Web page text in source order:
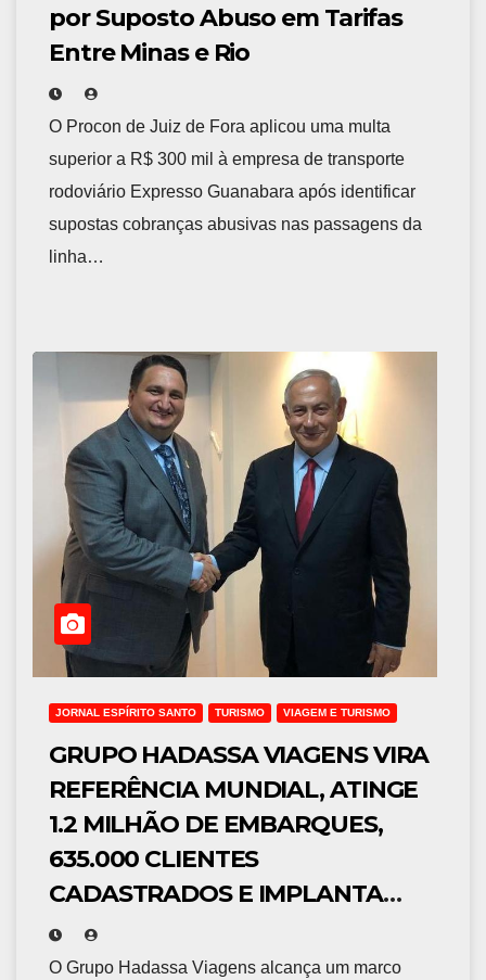
por Suposto Abuso em Tarifas
Entre Minas e Rio
O Procon de Juiz de Fora aplicou uma multa
superior a R$ 300 mil à empresa de transporte
rodoviário Expresso Guanabara após identificar
supostas cobranças abusivas nas passagens da
linha…
JORNAL ESPÍRITO SANTO TURISMO VIAGEM E TURISMO
GRUPO HADASSA VIAGENS VIRA
REFERÊNCIA MUNDIAL, ATINGE
1.2 MILHÃO DE EMBARQUES,
635.000 CLIENTES
CADASTRADOS E IMPLANTA
BANCO DIGITAL COM MAIS DE
300 SERVIÇOS
O Grupo Hadassa Viagens alcança um marco